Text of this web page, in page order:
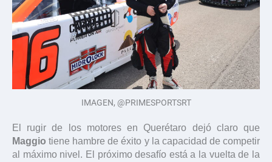
IMAGEN, @PRIMESPORTSRT
El rugir de los motores en Querétaro dejó claro que
Maggio tiene hambre de éxito y la capacidad de competir
al máximo nivel. El próximo desafío está a la vuelta de la